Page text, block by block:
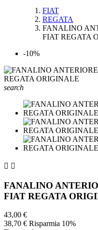
FIAT
REGATA
FANALINO
FIAT REGATA
-10%
search
 
FANALINO
FIAT REGATA
43,00 €
38,70 € Risparmia 10%